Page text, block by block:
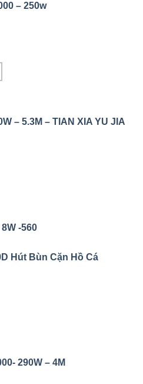
– 250w
– 5.3M – TIAN XIA YU JIA
Hút Bùn Cặn Hồ Cá
290W – 4M